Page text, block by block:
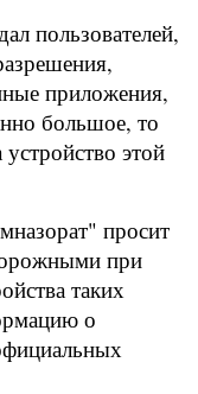
пользователей,
приложения,
большое, то
этой
просит
при
таких
о